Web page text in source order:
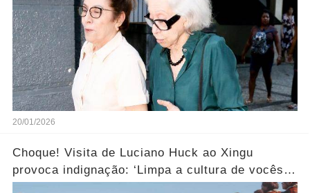
20/01/2026
Choque! Visita de Luciano Huck ao Xingu
provoca indignação: ‘Limpa a cultura de vocês